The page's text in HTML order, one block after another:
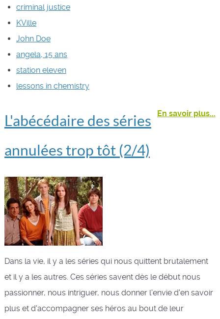
criminal justice
KVille
John Doe
angela, 15 ans
station eleven
lessons in chemistry
En savoir plus...
L'abécédaire des séries
annulées trop tôt (2/4)
Dans la vie, il y a les séries qui nous quittent brutalement
et il y a les autres. Ces séries savent dès le début nous
passionner, nous intriguer, nous donner l'envie d'en savoir
plus et d'accompagner ses héros au bout de leur